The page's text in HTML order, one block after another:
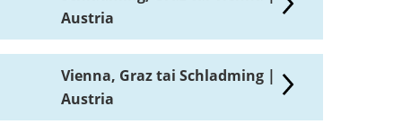
Austria
Vienna, Graz tai Schladming |
Austria